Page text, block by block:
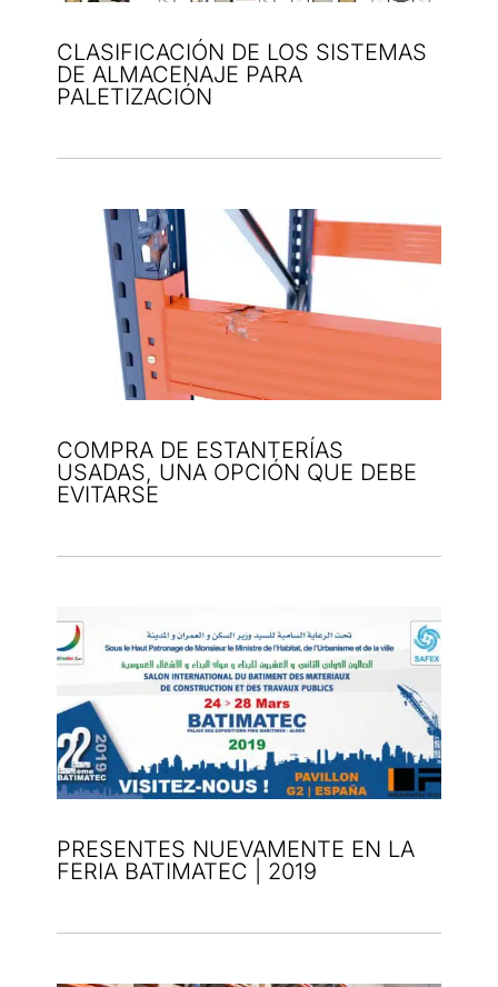
CLASIFICACIÓN DE LOS SISTEMAS
DE ALMACENAJE PARA
PALETIZACIÓN
COMPRA DE ESTANTERÍAS
USADAS, UNA OPCIÓN QUE DEBE
EVITARSE
PRESENTES NUEVAMENTE EN LA
FERIA BATIMATEC | 2019